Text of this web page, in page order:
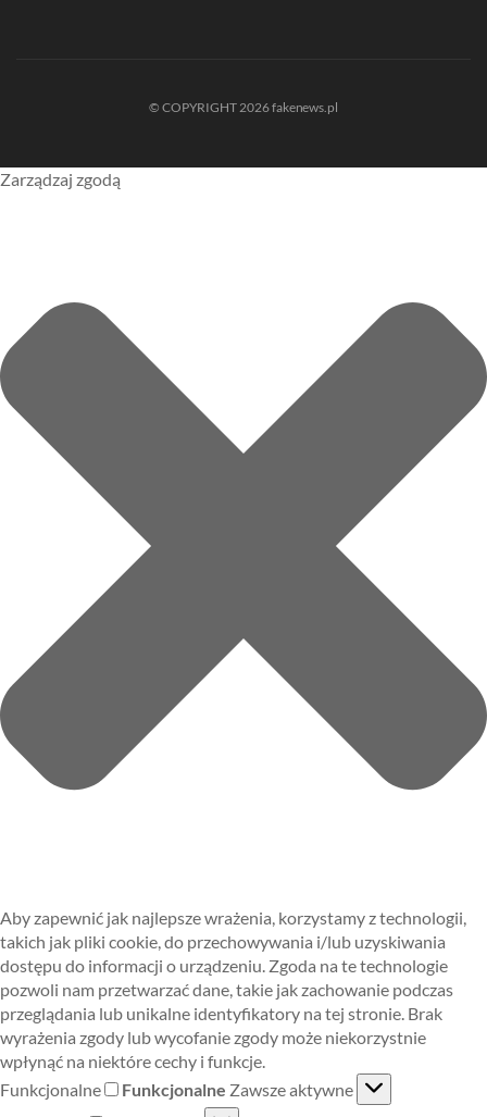
© COPYRIGHT 2026 fakenews.pl
Zarządzaj zgodą
Aby zapewnić jak najlepsze wrażenia, korzystamy z technologii,
takich jak pliki cookie, do przechowywania i/lub uzyskiwania
dostępu do informacji o urządzeniu. Zgoda na te technologie
pozwoli nam przetwarzać dane, takie jak zachowanie podczas
przeglądania lub unikalne identyfikatory na tej stronie. Brak
wyrażenia zgody lub wycofanie zgody może niekorzystnie
wpłynąć na niektóre cechy i funkcje.
Funkcjonalne
Funkcjonalne Zawsze aktywne